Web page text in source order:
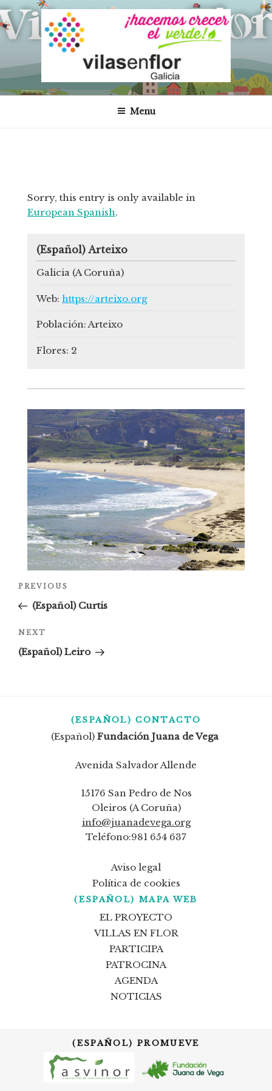
Skip
to
content
VILAS EN FLOR – GALICIA
Proyecto Vilas en Flor en Galicia
Menu
Sorry, this entry is only available in
European Spanish.
(Español) Arteixo
Galicia (A Coruña)
Web: https://arteixo.org
Población:Arteixo
Flores: 2
Post
navigation
PREVIOUS
(Español) Curtis
Next
Post
NEXT
(Español) Leiro
(ESPAÑOL) CONTACTO
(Español) Fundación Juana de Vega
Avenida Salvador Allende
15176 San Pedro de Nos
Oleiros (A Coruña)
info@juanadevega.org
Teléfono:981 654 637
Aviso legal
Política de cookies
(ESPAÑOL) MAPA WEB
EL PROYECTO
VILLAS EN FLOR
PARTICIPA
PATROCINA
AGENDA
NOTICIAS
(ESPAÑOL) PROMUEVE